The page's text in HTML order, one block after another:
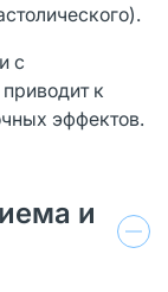
с
к
эффектов.
и